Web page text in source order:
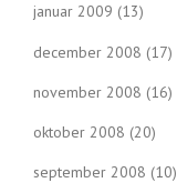
januar 2009 (13)
december 2008 (17)
november 2008 (16)
oktober 2008 (20)
september 2008 (10)